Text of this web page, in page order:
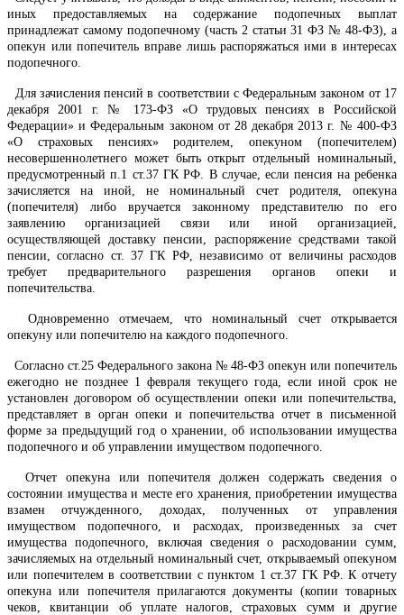
иных предоставляемых на содержание подопечных выплат
принадлежат самому подопечному (часть 2 статьи 31 ФЗ № 48-ФЗ), а
опекун или попечитель вправе лишь распоряжаться ими в интересах
подопечного.
Для зачисления пенсий в соответствии с Федеральным законом от 17
декабря 2001 г. № 173-ФЗ «О трудовых пенсиях в Российской
Федерации» и Федеральным законом от 28 декабря 2013 г. № 400-ФЗ
«О страховых пенсиях» родителем, опекуном (попечителем)
несовершеннолетнего может быть открыт отдельный номинальный,
предусмотренный п.1 ст.37 ГК РФ. В случае, если пенсия на ребенка
зачисляется на иной, не номинальный счет родителя, опекуна
(попечителя) либо вручается законному представителю по его
заявлению организацией связи или иной организацией,
осуществляющей доставку пенсии, распоряжение средствами такой
пенсии, согласно ст. 37 ГК РФ, независимо от величины расходов
требует предварительного разрешения органов опеки и
попечительства.
Одновременно отмечаем, что номинальный счет открывается
опекуну или попечителю на каждого подопечного.
Согласно ст.25 Федерального закона № 48-ФЗ опекун или попечитель
ежегодно не позднее 1 февраля текущего года, если иной срок не
установлен договором об осуществлении опеки или попечительства,
представляет в орган опеки и попечительства отчет в письменной
форме за предыдущий год о хранении, об использовании имущества
подопечного и об управлении имуществом подопечного.
Отчет опекуна или попечителя должен содержать сведения о
состоянии имущества и месте его хранения, приобретении имущества
взамен отчужденного, доходах, полученных от управления
имуществом подопечного, и расходах, произведенных за счет
имущества подопечного, включая сведения о расходовании сумм,
зачисляемых на отдельный номинальный счет, открываемый опекуном
или попечителем в соответствии с пунктом 1 ст.37 ГК РФ. К отчету
опекуна или попечителя прилагаются документы (копии товарных
чеков, квитанции об уплате налогов, страховых сумм и другие